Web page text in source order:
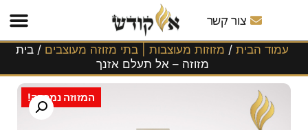
צור קשר
עמוד הבית / מזוזות מעוצבות | בתי מזוזה מעוצבים / בית
מזוזה – אל תעלם אזנך
המזוזה נמכרה!